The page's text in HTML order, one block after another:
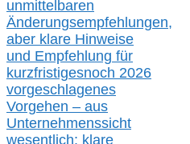
unmittelbaren
Änderungsempfehlungen,
aber klare Hinweise
und Empfehlung für
kurzfristigesnoch 2026
vorgeschlagenes
Vorgehen – aus
Unternehmenssicht
wesentlich: klare